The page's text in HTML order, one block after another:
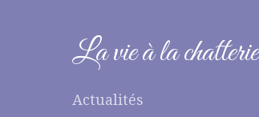
La vie à la chatterie
Actualités